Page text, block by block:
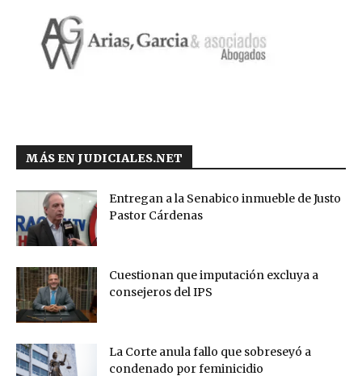
MÁS EN JUDICIALES.NET
Entregan a la Senabico inmueble de Justo
Pastor Cárdenas
Cuestionan que imputación excluya a
consejeros del IPS
La Corte anula fallo que sobreseyó a
condenado por feminicidio